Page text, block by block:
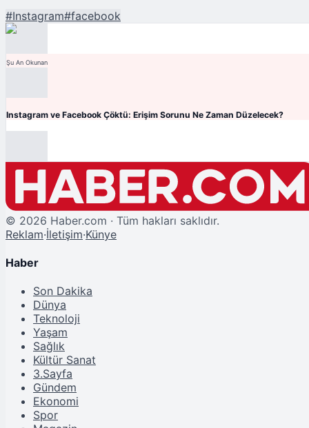
#Instagram#facebook
Şu An Okunan
Instagram ve Facebook Çöktü: Erişim Sorunu Ne Zaman Düzelecek?
© 2026 Haber.com · Tüm hakları saklıdır.
Reklam·İletişim·Künye
Haber
Son Dakika
Dünya
Teknoloji
Yaşam
Sağlık
Kültür Sanat
3.Sayfa
Gündem
Ekonomi
Spor